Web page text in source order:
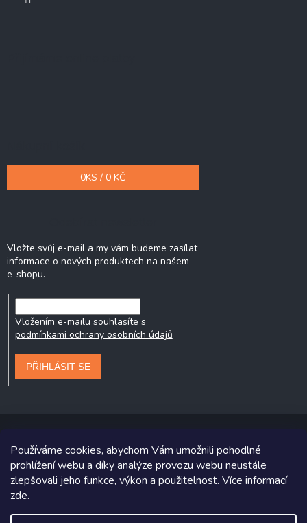
Používáme cookies, abychom Vám umožnili pohodlné
prohlížení webu a díky analýze provozu webu neustále
zlepšovali jeho funkce, výkon a použitelnost. Více informací
zde.
0KS / 0 KČ
Vložte svůj e-mail a my vám budeme zasílat
informace o nových produktech na našem
e-shopu.
Vložením e-mailu souhlasíte s
podmínkami ochrany osobních údajů
PŘIHLÁSIT SE
Copyright 2026Prodej-pneumatik.cz. Všechna práva vyhrazena.
Grafický návrh vytvořil a na Shoptet implementoval